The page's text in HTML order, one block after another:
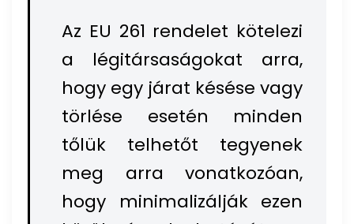
Az EU 261 rendelet kötelezi
a légitársaságokat arra,
hogy egy járat késése vagy
törlése esetén minden
tőlük telhetőt tegyenek
meg arra vonatkozóan,
hogy minimalizálják ezen